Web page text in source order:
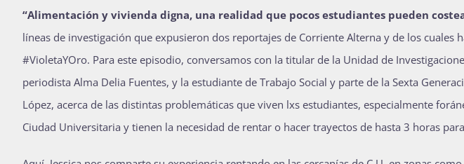
“Alimentación y vivienda digna, una realidad que pocos estudiantes pueden
líneas de investigación que expusieron dos reportajes de Corriente Alterna y de los cuales
#VioletaYOro. Para este episodio, conversamos con la titular de la Unidad de
periodista Alma Delia Fuentes, y la estudiante de Trabajo Social y parte de la Sexta
López, acerca de las distintas problemáticas que viven lxs estudiantes, especialmente
Ciudad Universitaria y tienen la necesidad de rentar o hacer trayectos de hasta 3 horas